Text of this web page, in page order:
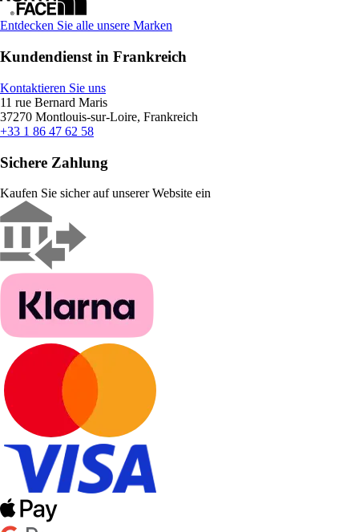
Entdecken Sie alle unsere Marken
Kundendienst in Frankreich
Kontaktieren Sie uns
11 rue Bernard Maris
37270 Montlouis-sur-Loire, Frankreich
+33 1 86 47 62 58
Sichere Zahlung
Kaufen Sie sicher auf unserer Website ein